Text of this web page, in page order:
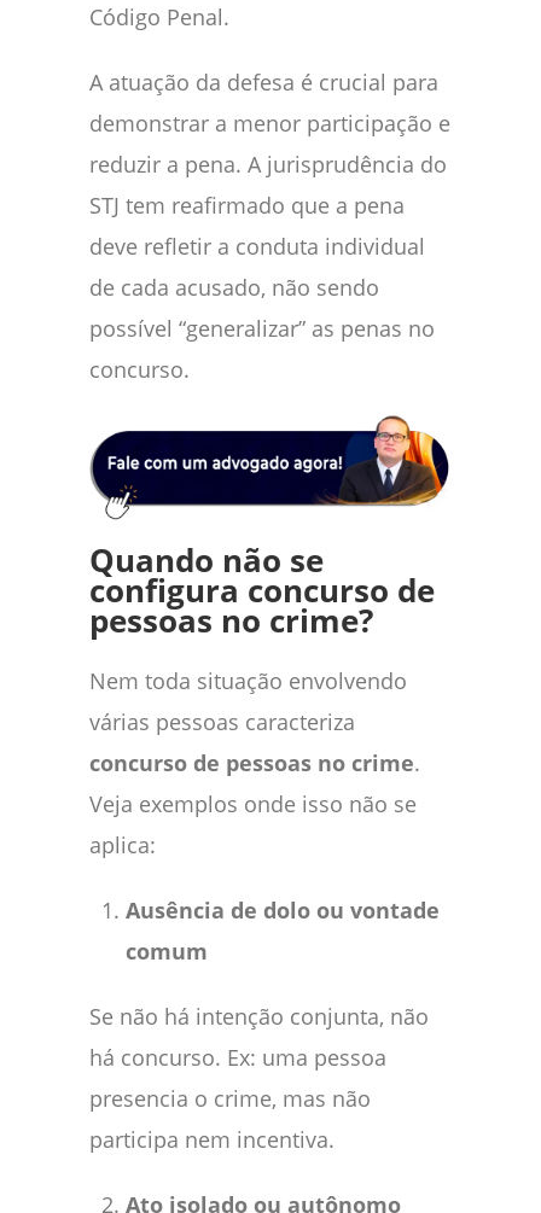
Código Penal.
A atuação da defesa é crucial para
demonstrar a menor participação e
reduzir a pena. A jurisprudência do
STJ tem reafirmado que a pena
deve refletir a conduta individual
de cada acusado, não sendo
possível “generalizar” as penas no
concurso.
Quando não se
configura concurso de
pessoas no crime?
Nem toda situação envolvendo
várias pessoas caracteriza
concurso de pessoas no crime.
Veja exemplos onde isso não se
aplica:
Ausência de dolo ou vontade
comum
Se não há intenção conjunta, não
há concurso. Ex: uma pessoa
presencia o crime, mas não
participa nem incentiva.
Ato isolado ou autônomo